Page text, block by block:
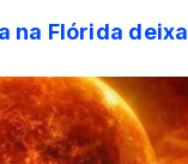
na Flórida deixa